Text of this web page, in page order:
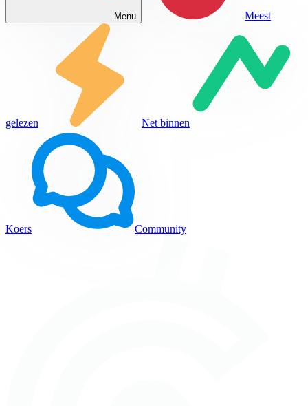
Menu Meest
gelezen Net binnen
Koers Community